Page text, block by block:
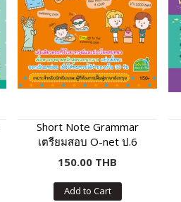
Short Note Grammar
เตรียมสอบ O-net ป.6
150.00 THB
Add to Cart